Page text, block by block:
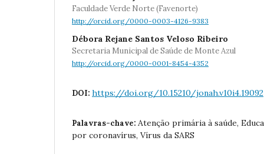
Faculdade Verde Norte (Favenorte)
http://orcid.org/0000-0003-4126-9383
Débora Rejane Santos Veloso Ribeiro
Secretaria Municipal de Saúde de Monte Azul
http://orcid.org/0000-0001-8454-4352
DOI: https://doi.org/10.15210/jonah.v10i4.19092
Palavras-chave: Atenção primária à saúde,
por coronavírus, Vírus da SARS